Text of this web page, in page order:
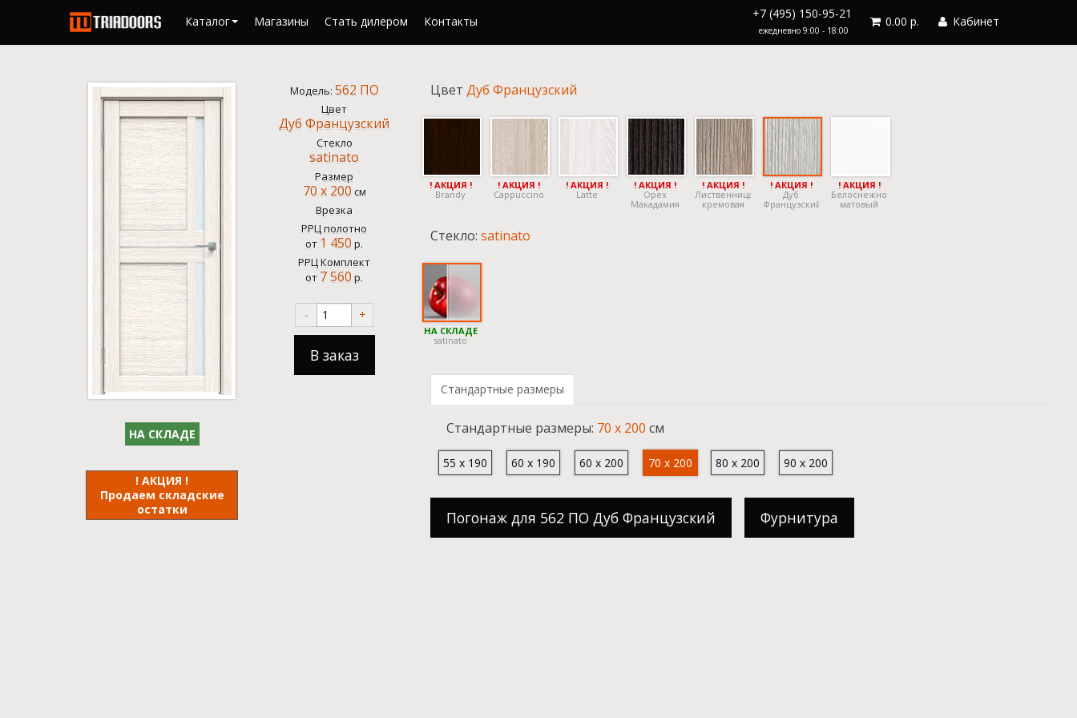
Каталог Магазины Стать дилером Контакты
+7 (495) 150-95-21
ежедневно 9:00 - 18:00
0.00 р. Кабинет
НА СКЛАДЕ
! АКЦИЯ !
Продаем складские
остатки
Модель:562 ПО
Цвет
Дуб Французский
Стекло
satinato
Размер
70 x 200см
Врезка
РРЦ полотно
от 1 450р.
РРЦ Комплект
от 7 560р.
- +
В заказ
Цвет Дуб Французский
! АКЦИЯ !
Brandy
! АКЦИЯ !
Cappuccino
! АКЦИЯ !
Latte
! АКЦИЯ !
Орех
Макадамия
! АКЦИЯ !
Лиственница
кремовая
! АКЦИЯ !
Дуб
Французский
! АКЦИЯ !
Белоснежно
матовый
Стекло: satinato
НА СКЛАДЕ
satinato
Стандартные размеры
Cтандартные размеры: 70 x 200 см
55 x 190 60 x 190 60 x 200 70 x 200 80 x 200 90 x 200
Погонаж для 562 ПО Дуб Французский Фурнитура